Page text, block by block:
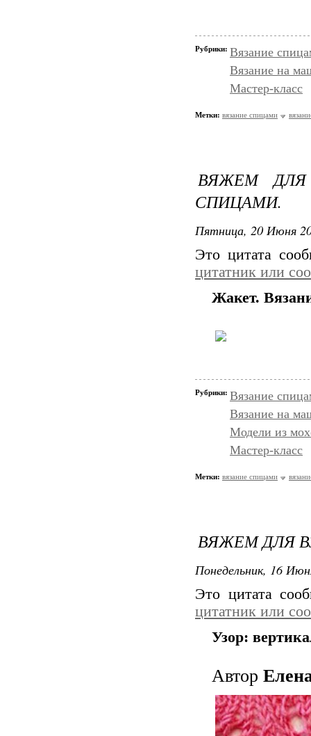
Рубрики: Вязание
Вязание на
Мастер-класс
Метки: вязание спицами
ВЯЖЕМ ДЛЯ
СПИЦАМИ.
Пятница, 20 Июня
Это цитата
цитатник или
Жакет.
Рубрики: Вязание
Вязание на
Модели из
Мастер-класс
Метки: вязание спицами
ВЯЖЕМ ДЛЯ
Понедельник, 16
Это цитата
цитатник или
Узор:
Автор